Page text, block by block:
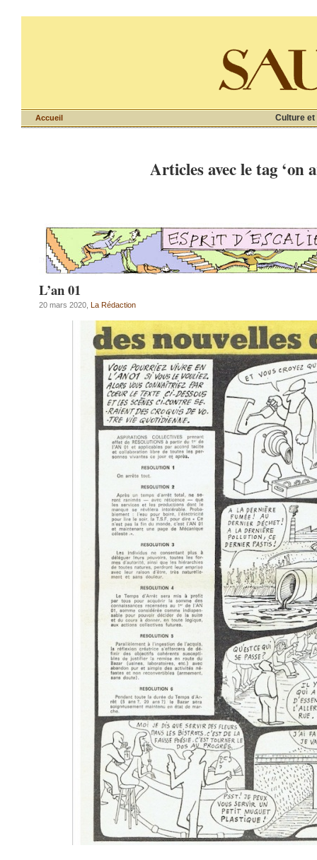
Culture et
Accueil
Articles avec le tag ‘on
L’an 01
20 mars 2020, La Rédaction